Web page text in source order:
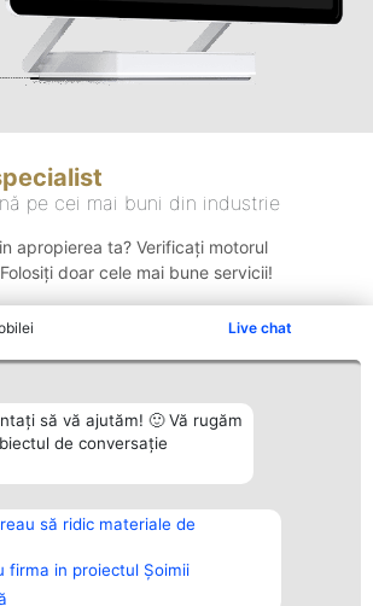
Live chat
să vă ajutăm! 🙂 Vă rugăm
de conversație
să ridic materiale de
firma in proiectul Șoimii
pe cei mai buni din industrie
apropierea ta? Verificați motorul
doar cele mai bune servicii!
Plebiscyt
Lista Tuturor
Laureaților
Contact